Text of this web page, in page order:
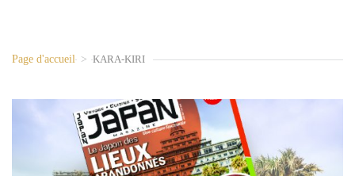
Page d'accueil > KARA-KIRI